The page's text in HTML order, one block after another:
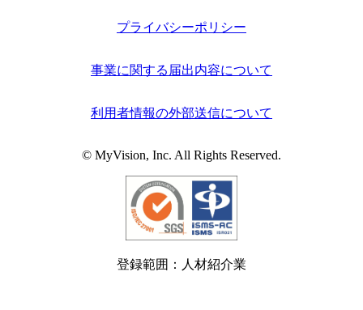
プライバシーポリシー
事業に関する届出内容について
利用者情報の外部送信について
© MyVision, Inc. All Rights Reserved.
登録範囲：人材紹介業